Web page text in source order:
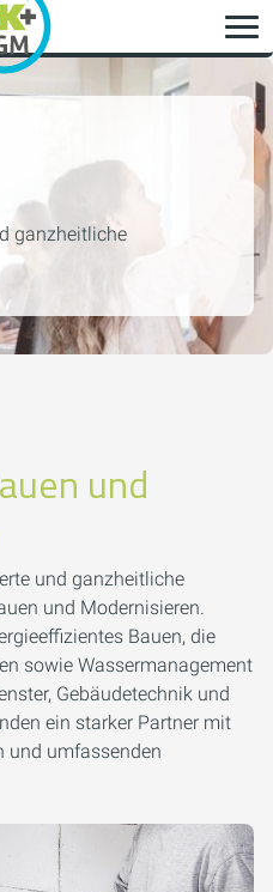
ganzheitliche
und
und ganzheitliche
und Modernisieren.
Bauen, die
sowie Wassermanagement
Gebäudetechnik und
ein starker Partner mit
und umfassenden